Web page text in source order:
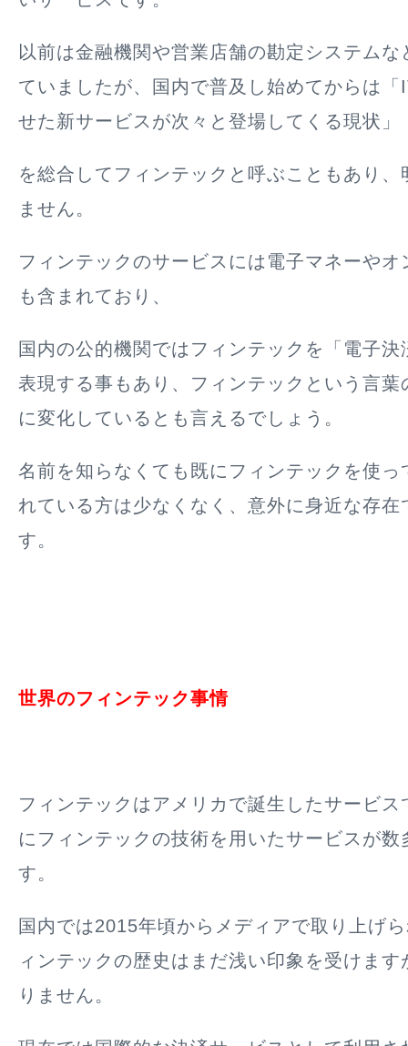
以前は金融機関や営業店舗の勘定システム
ていましたが、国内で普及し始めてからは
せた新サービスが次々と登場してくる現状」
を総合してフィンテックと呼ぶこともあり
ません。
フィンテックのサービスには電子マネーや
も含まれており、
国内の公的機関ではフィンテックを「電子
表現する事もあり、フィンテックという言葉
に変化しているとも言えるでしょう。
名前を知らなくても既にフィンテックを使っ
れている方は少なくなく、意外に身近な存在
す。
世界のフィンテック事情
フィンテックはアメリカで誕生したサービ
にフィンテックの技術を用いたサービスが
す。
国内では2015年頃からメディアで取り上げ
ィンテックの歴史はまだ浅い印象を受けま
りません。